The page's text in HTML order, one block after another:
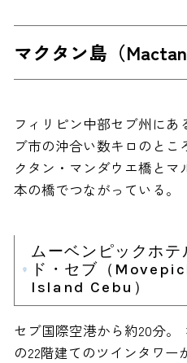
マクタン島（Mactan
フィリピン中部セブ州にあ
ブ市の沖合い数キロのと
クタン・マンダウエ橋と
本の橋でつながっている。
ムーベンピックホ
ド・セブ（
Island Cebu）
セブ国際空港から約20分
の22階建てのツインタワー